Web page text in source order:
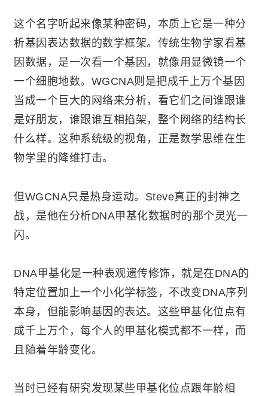
这个名字听起来像某种密码，本质上它是一种分
析基因表达数据的数学框架。传统生物学家看基
因数据，是一次看一个基因，就像用显微镜一个
一个细胞地数。WGCNA则是把成千上万个基因
当成一个巨大的网络来分析，看它们之间谁跟谁
是好朋友，谁跟谁互相掐架，整个网络的结构长
什么样。这种系统级的视角，正是数学思维在生
物学里的降维打击。
但WGCNA只是热身运动。Steve真正的封神之
战，是他在分析DNA甲基化数据时的那个灵光一
闪。
DNA甲基化是一种表观遗传修饰，就是在DNA的
特定位置加上一个小化学标签，不改变DNA序列
本身，但能影响基因的表达。这些甲基化位点有
成千上万个，每个人的甲基化模式都不一样，而
且随着年龄变化。
当时已经有研究发现某些甲基化位点跟年龄相